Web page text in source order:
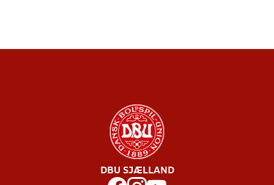
DBU SJÆLLAND